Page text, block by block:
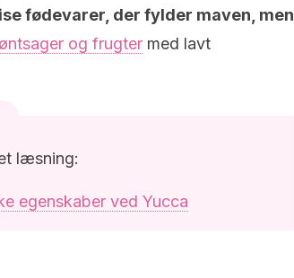
fødevarer, der fylder maven, men
og frugter med lavt
læsning:
egenskaber ved Yucca